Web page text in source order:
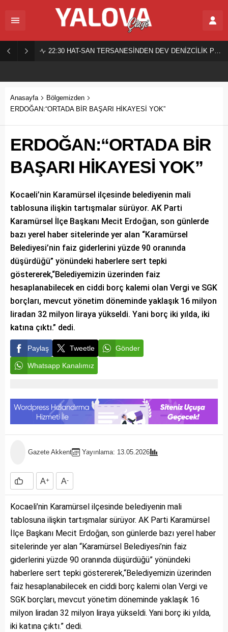
22:30 HAT-SAN TERSANESİNDEN DEV DENİZCİLİK PROJESİ!
Anasayfa
Bölgemizden
ERDOĞAN:“ORTADA BİR BAŞARI HİKAYESİ YOK”
ERDOĞAN:“ORTADA BİR
BAŞARI HİKAYESİ YOK”
Kocaeli’nin Karamürsel ilçesinde belediyenin mali
tablosuna ilişkin tartışmalar sürüyor. AK Parti
Karamürsel İlçe Başkanı Mecit Erdoğan, son günlerde
bazı yerel haber sitelerinde yer alan “Karamürsel
Belediyesi’nin faiz giderlerini yüzde 90 oranında
düşürdüğü” yönündeki haberlere sert tepki
göstererek,“Belediyemizin üzerinden faiz
hesaplanabilecek en ciddi borç kalemi olan Vergi ve SGK
borçları, mevcut yönetim döneminde yaklaşık 16 milyon
liradan 32 milyon liraya yükseldi. Yani borç iki yılda, iki
katına çıktı.” dedi.
Paylaş Tweetle Gönder
Whatsapp Kanalımız
Gazete Akkent Yayınlama: 13.05.2026
A+ A-
Kocaeli’nin Karamürsel ilçesinde belediyenin mali
tablosuna ilişkin tartışmalar sürüyor. AK Parti Karamürsel
İlçe Başkanı Mecit Erdoğan, son günlerde bazı yerel haber
sitelerinde yer alan “Karamürsel Belediyesi’nin faiz
giderlerini yüzde 90 oranında düşürdüğü” yönündeki
haberlere sert tepki göstererek,“Belediyemizin üzerinden
faiz hesaplanabilecek en ciddi borç kalemi olan Vergi ve
SGK borçları, mevcut yönetim döneminde yaklaşık 16
milyon liradan 32 milyon liraya yükseldi. Yani borç iki yılda,
iki katına çıktı.” dedi.